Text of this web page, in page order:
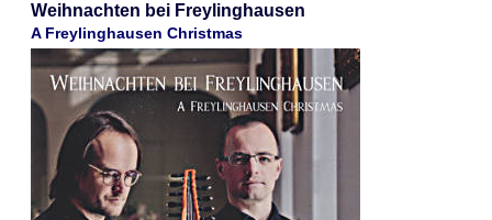
Weihnachten bei Freylinghausen
A Freylinghausen Christmas